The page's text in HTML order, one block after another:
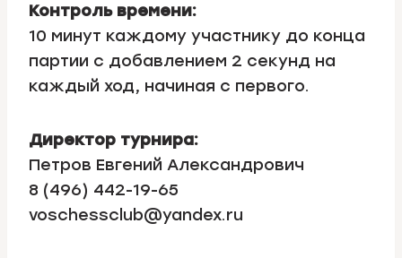
Контроль времени:
10 минут каждому участнику до конца
партии с добавлением 2 секунд на
каждый ход, начиная с первого.
Директор турнира:
Петров Евгений Александрович
8 (496) 442-19-65
voschessclub@yandex.ru